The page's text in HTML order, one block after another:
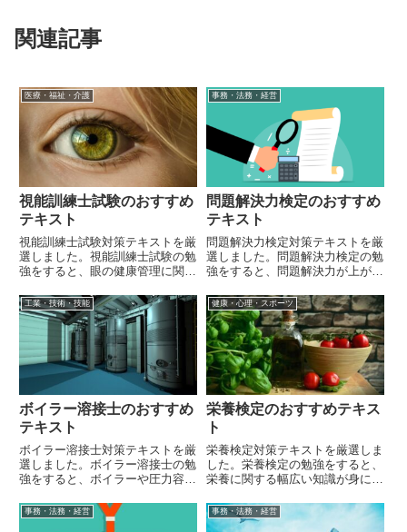
関連記事
医療・福祉・介護
視能訓練士試験のおすすめ
テキスト
視能訓練士試験対策テキストを厳
選しました。視能訓練士試験の勉
強をすると、眼の健康管理に関す
事務・法務・経営
問題解決力検定のおすすめ
テキスト
問題解決力検定対策テキストを厳
選しました。問題解決力検定の勉
強をすると、問題解決力が上がり
工業・技術・技能
ボイラー溶接士のおすすめ
テキスト
ボイラー溶接士対策テキストを厳
選しました。ボイラー溶接士の勉
強をすると、ボイラーや圧力容器
い知識が身に着きます。
健康・心理・スポーツ
栄養検定のおすすめテキス
ト
栄養検定対策テキストを厳選しま
した。栄養検定の勉強をすると、
栄養に関する幅広い知識が身に着
事務・法務・経営 事務・法務・経営